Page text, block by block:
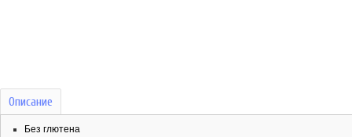
Описание
Без глютена